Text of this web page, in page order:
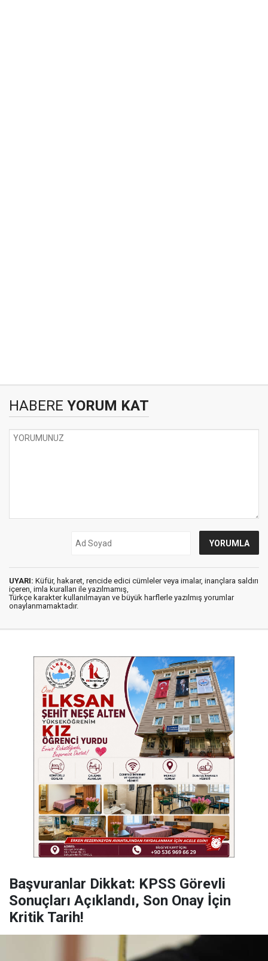
HABERE YORUM KAT
UYARI: Küfür, hakaret, rencide edici cümleler veya imalar, inançlara saldırı
içeren, imla kuralları ile yazılmamış,
Türkçe karakter kullanılmayan ve büyük harflerle yazılmış yorumlar
onaylanmamaktadır.
Başvuranlar Dikkat: KPSS Görevli
Sonuçları Açıklandı, Son Onay İçin
Kritik Tarih!